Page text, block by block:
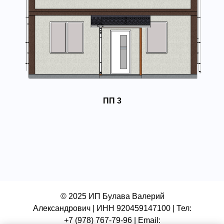
ПП 3
© 2025 ИП Булава Валерий
Александрович | ИНН 920459147100 | Тел:
+7 (978) 767-79-96 | Email: